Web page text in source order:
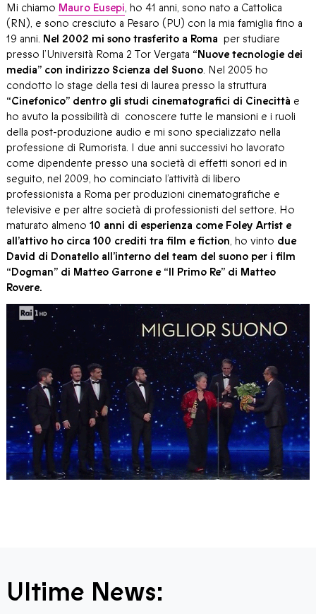
Mi chiamo Mauro Eusepi, ho 41 anni, sono nato a Cattolica
(RN), e sono cresciuto a Pesaro (PU) con la mia famiglia fino a
19 anni. Nel 2002 mi sono trasferito a Roma per studiare
presso l’Università Roma 2 Tor Vergata “Nuove tecnologie dei
media” con indirizzo Scienza del Suono. Nel 2005 ho
condotto lo stage della tesi di laurea presso la struttura
“Cinefonico” dentro gli studi cinematografici di Cinecittà e
ho avuto la possibilità di conoscere tutte le mansioni e i ruoli
della post-produzione audio e mi sono specializzato nella
professione di Rumorista. I due anni successivi ho lavorato
come dipendente presso una società di effetti sonori ed in
seguito, nel 2009, ho cominciato l’attività di libero
professionista a Roma per produzioni cinematografiche e
televisive e per altre società di professionisti del settore. Ho
maturato almeno 10 anni di esperienza come Foley Artist e
all’attivo ho circa 100 crediti tra film e fiction, ho vinto due
David di Donatello all’interno del team deI suono per i film
“Dogman” di Matteo Garrone e “Il Primo Re” di Matteo
Rovere.
Ultime News: